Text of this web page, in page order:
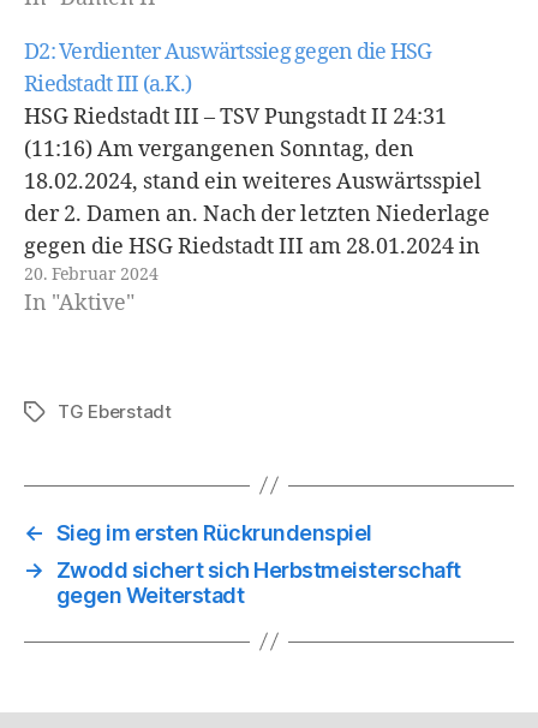
nach Hause nehmen.…
D2: Verdienter Auswärtssieg gegen die HSG
Riedstadt III (a.K.)
HSG Riedstadt III – TSV Pungstadt II 24:31
(11:16) Am vergangenen Sonntag, den
18.02.2024, stand ein weiteres Auswärtsspiel
der 2. Damen an. Nach der letzten Niederlage
gegen die HSG Riedstadt III am 28.01.2024 in
Pfungstadt wollten die 2. Damen des TSV sich
für die letzte Begegnung revanchieren. Die
20. Februar 2024
In "Aktive"
Schlagwörter
TG Eberstadt
← Sieg im ersten Rückrundenspiel
→
Zwodd sichert sich Herbstmeisterschaft
gegen Weiterstadt